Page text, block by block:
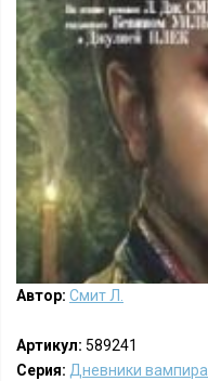
Автор: Смит Л.
Артикул: 589241
Серия: Дневники вампира